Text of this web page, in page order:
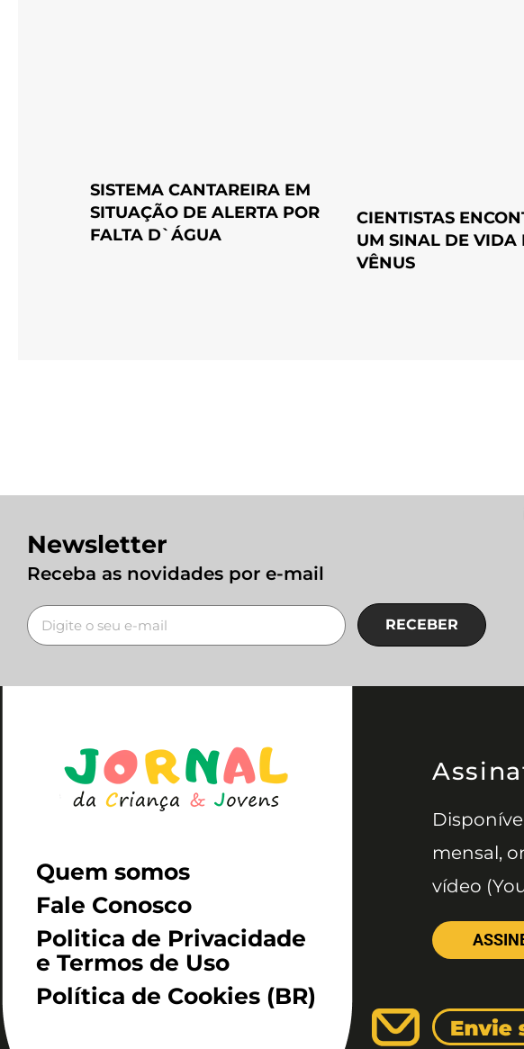
SISTEMA CANTAREIRA EM
SITUAÇÃO DE ALERTA POR
FALTA D`ÁGUA
CIENTISTAS
UM SINAL DE VIDA
VÊNUS
Newsletter
Receba as novidades por e-mail
RECEBER
Quem somos
Fale Conosco
Politica de Privacidade
e Termos de Uso
Política de Cookies (BR)
mensal,
vídeo